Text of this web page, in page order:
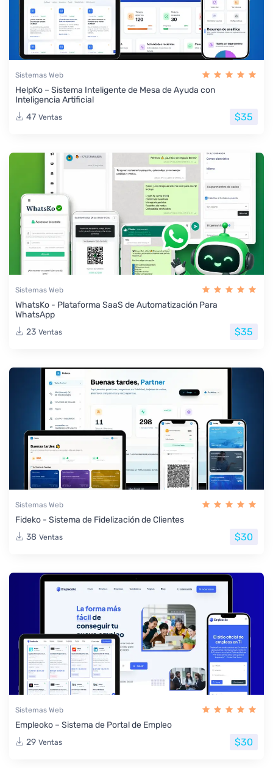
Sistemas Web
HelpKo – Sistema Inteligente de Mesa de Ayuda con
Inteligencia Artificial
47 Ventas $35
Sistemas Web
WhatsKo - Plataforma SaaS de Automatización Para
WhatsApp
23 Ventas $35
Sistemas Web
Fideko - Sistema de Fidelización de Clientes
38 Ventas $30
Sistemas Web
Empleoko – Sistema de Portal de Empleo
29 Ventas $30